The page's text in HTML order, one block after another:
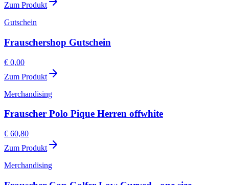
Zum Produkt
Gutschein
Frauschershop Gutschein
€ 0,00
Zum Produkt
Merchandising
Frauscher Polo Pique Herren offwhite
€ 60,80
Zum Produkt
Merchandising